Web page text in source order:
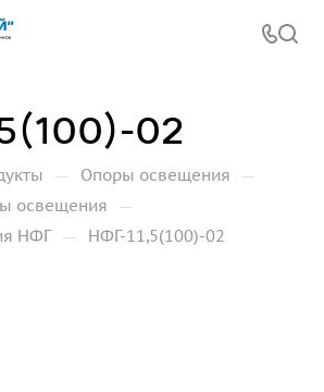
02
— Опоры освещения —
освещения —
НФГ — НФГ-11,5(100)-02